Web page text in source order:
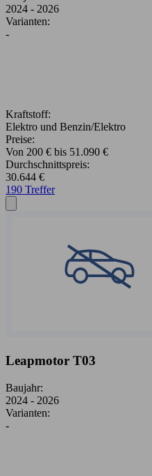
2024 - 2026
Varianten:
-
Kraftstoff:
Elektro und Benzin/Elektro
Preise:
Von 200 € bis 51.090 €
Durchschnittspreis:
30.644 €
190 Treffer
Leapmotor T03
Baujahr:
2024 - 2026
Varianten:
-